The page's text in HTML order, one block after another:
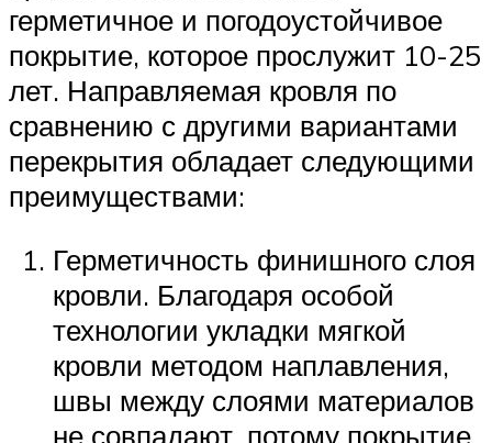
герметичное и погодоустойчивое
покрытие, которое прослужит 10-25
лет. Направляемая кровля по
сравнению с другими вариантами
перекрытия обладает следующими
преимуществами:
Герметичность финишного слоя
кровли. Благодаря особой
технологии укладки мягкой
кровли методом наплавления,
швы между слоями материалов
не совпадают, потому покрытие